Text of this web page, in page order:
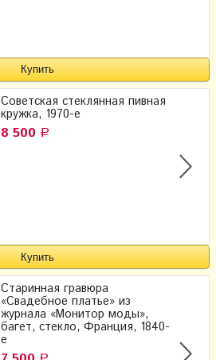
Советская стеклянная пивная
кружка, 1970-е
8 500 Р
Старинная гравюра
«Свадебное платье» из
журнала «Монитор моды»,
багет, стекло, Франция, 1840-
е